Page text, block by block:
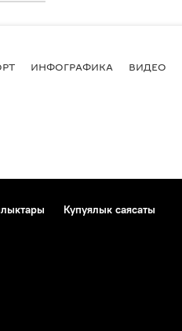
ИНФОГРАФИКА ВИДЕО
Купуялык саясаты